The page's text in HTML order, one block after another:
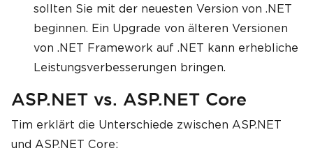
sollten Sie mit der neuesten Version von .NET
beginnen. Ein Upgrade von älteren Versionen
von .NET Framework auf .NET kann erhebliche
Leistungsverbesserungen bringen.
ASP.NET vs. ASP.NET Core
Tim erklärt die Unterschiede zwischen ASP.NET
und ASP.NET Core: